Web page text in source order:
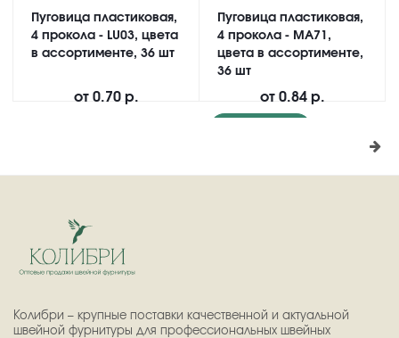
Пуговица пластиковая,
4 прокола - LU03, цвета
в ассортименте, 36 шт
от 0.70 р.
Пуговица пластиковая,
4 прокола - MA71,
цвета в ассортименте,
36 шт
от 0.84 р.
Колибри – крупные поставки качественной и актуальной
швейной фурнитуры для профессиональных швейных